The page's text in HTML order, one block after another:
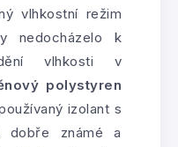
vlhkostní režim
nedocházelo k
vlhkosti v
polystyren
izolant s
dobře známé a